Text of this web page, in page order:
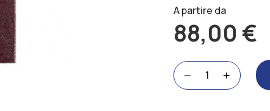
A partire da
88,00 €
−
Maia
quantità
+